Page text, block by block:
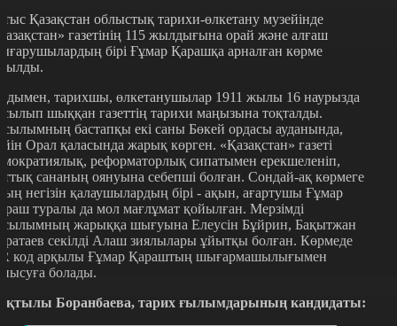
Қазақстан облыстық тарихи-өлкетану музейінде
газетінің 115 жылдығына орай және алғаш
бірі Ғұмар Қарашқа арналған көрме
тарихшы, өлкетанушылар 1911 жылы 16 наурызда
шыққан газеттің тарихи маңызына тоқталды.
бастапқы екі саны Бөкей ордасы ауданында,
Орал қаласында жарық көрген. «Қазақстан» газеті
реформаторлық сипатымен ерекшеленіп,
сананың оянуына себепші болған. Сондай-ақ көрмеге
негізін қалаушылардың бірі - ақын, ағартушы Ғұмар
туралы да мол мағлұмат қойылған. Мерзімді
жарыққа шығуына Елеусін Бұйрин, Бақытжан
секілді Алаш зиялылары ұйытқы болған. Көрмеде
код арқылы Ғұмар Қараштың шығармашылығымен
болады.
Боранбаева, тарих ғылымдарының кандидаты: